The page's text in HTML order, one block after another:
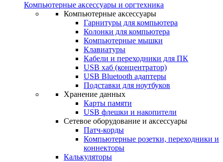
Компьютерные аксессуары и оргтехника
Компьютерные аксессуары
Гарнитуры для компьютера
Колонки для компьютера
Компьютерные мышки
Клавиатуры
Кабели и переходники для ПК
USB хаб (концентратор)
USB Bluetooth адаптеры
Подставки для ноутбуков
Хранение данных
Карты памяти
USB флешки и накопители
Сетевое оборудование и аксессуары
Патч-корды
Компьютерные розетки, переходники и
коннекторы
Калькуляторы